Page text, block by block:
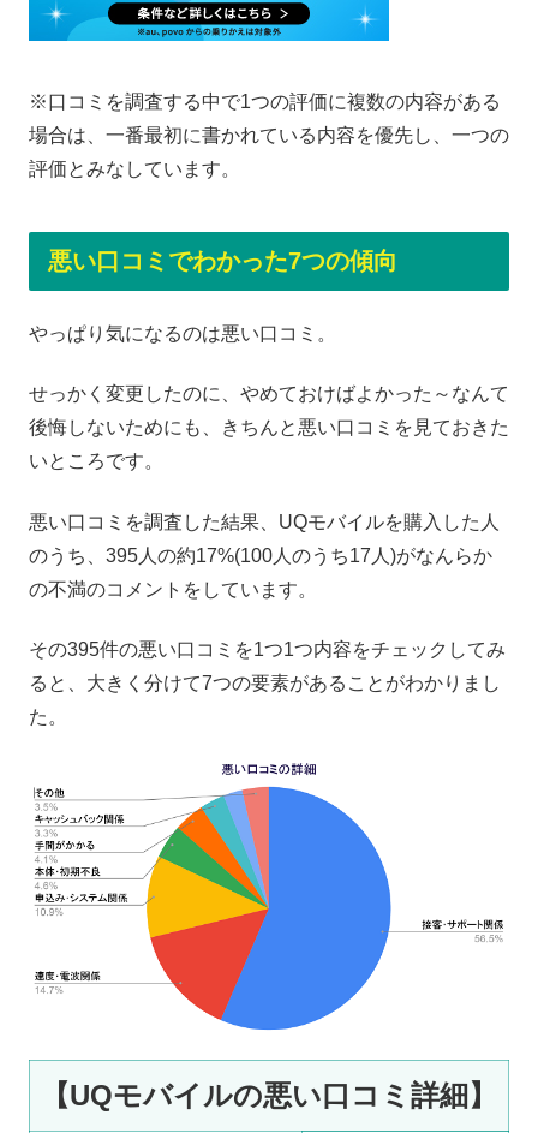
※口コミを調査する中で1つの評価に複数の内容がある
場合は、一番最初に書かれている内容を優先し、一つの
評価とみなしています。
悪い口コミでわかった7つの傾向
やっぱり気になるのは悪い口コミ。
せっかく変更したのに、やめておけばよかった～なんて
後悔しないためにも、きちんと悪い口コミを見ておきた
いところです。
悪い口コミを調査した結果、UQモバイルを購入した人
のうち、395人の約17%(100人のうち17人)がなんらか
の不満のコメントをしています。
その395件の悪い口コミを1つ1つ内容をチェックしてみ
ると、大きく分けて7つの要素があることがわかりまし
た。
【UQモバイルの悪い口コミ詳細】